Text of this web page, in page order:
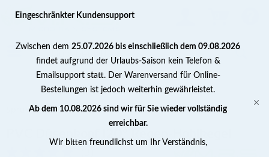
Sprühdüsen
Eingeschränkter Kundensupport
Zwischen dem 25.07.2026 bis einschließlich dem 09.08.2026
findet aufgrund der Urlaubs-Saison kein Telefon &
Emailsupport statt. Der Warenversand für Online-
Bestellungen ist jedoch weiterhin gewährleistet.
Ab dem 10.08.2026 sind wir für Sie wieder vollständig
erreichbar.
Wir bitten freundlichst um Ihr Verständnis,